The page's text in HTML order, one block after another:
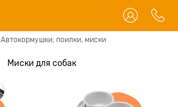
Автокормушки, поилки, миски
Миски для собак